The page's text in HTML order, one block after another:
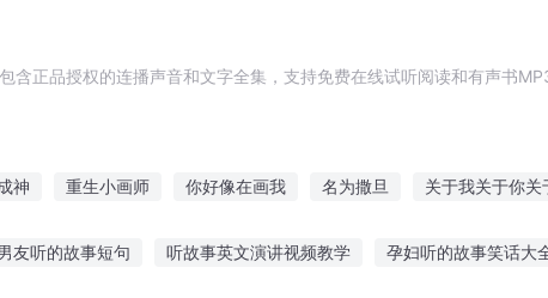
含正品授权的连播声音和文字全集，支持免费在线试听阅读和有声书
神 重生小画师 你好像在画我 名为撒旦 关于我关于你关
友听的故事短句 听故事英文演讲视频教学 孕妇听的故事笑话大